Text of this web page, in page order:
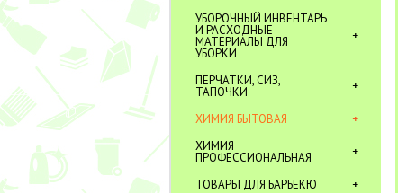
УБОРОЧНЫЙ ИНВЕНТАРЬ
И РАСХОДНЫЕ
МАТЕРИАЛЫ ДЛЯ
УБОРКИ
ПЕРЧАТКИ, СИЗ,
ТАПОЧКИ
ХИМИЯ БЫТОВАЯ
ХИМИЯ
ПРОФЕССИОНАЛЬНАЯ
ТОВАРЫ ДЛЯ БАРБЕКЮ